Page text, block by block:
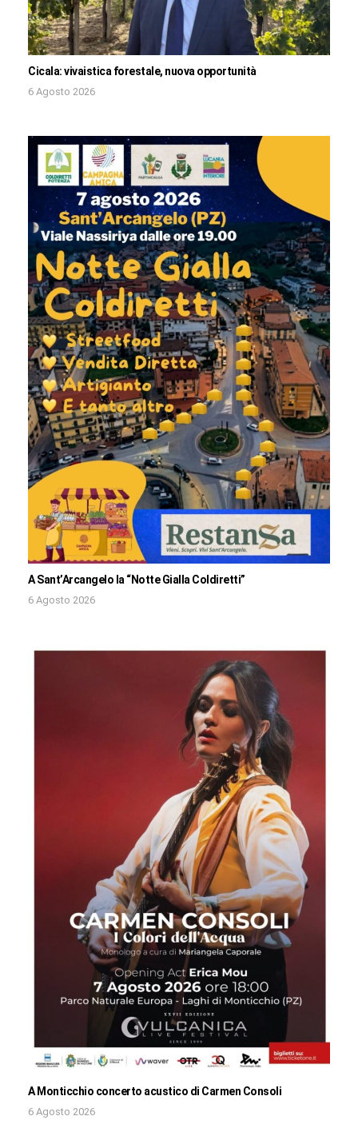
Cicala: vivaistica forestale, nuova opportunità
6 Agosto 2026
A Sant’Arcangelo la “Notte Gialla Coldiretti”
6 Agosto 2026
A Monticchio concerto acustico di Carmen Consoli
6 Agosto 2026